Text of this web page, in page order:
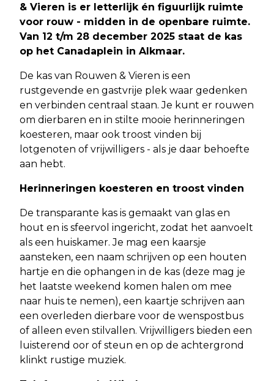
& Vieren is er letterlijk én figuurlijk ruimte
voor rouw - midden in de openbare ruimte.
Van 12 t/m 28 december 2025 staat de kas
op het Canadaplein in Alkmaar.
De kas van Rouwen & Vieren is een
rustgevende en gastvrije plek waar gedenken
en verbinden centraal staan. Je kunt er rouwen
om dierbaren en in stilte mooie herinneringen
koesteren, maar ook troost vinden bij
lotgenoten of vrijwilligers - als je daar behoefte
aan hebt.
Herinneringen koesteren en troost vinden
De transparante kas is gemaakt van glas en
hout en is sfeervol ingericht, zodat het aanvoelt
als een huiskamer. Je mag een kaarsje
aansteken, een naam schrijven op een houten
hartje en die ophangen in de kas (deze mag je
het laatste weekend komen halen om mee
naar huis te nemen), een kaartje schrijven aan
een overleden dierbare voor de wenspostbus
of alleen even stilvallen. Vrijwilligers bieden een
luisterend oor of steun en op de achtergrond
klinkt rustige muziek.